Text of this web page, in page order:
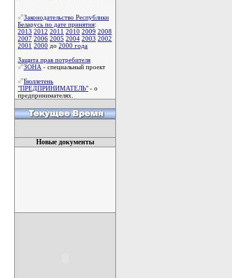
Законодательство Республики
Беларусь по дате принятия:
2013 2012 2011 2010 2009 2008
2007 2006 2005 2004 2003 2002
2001 2000 до 2000 года
Защита прав потребителя
ЗОНА - специальный проект
Бюллетень
"ПРЕДПРИНИМАТЕЛЬ" - о
предпринимателях.
Новые документы